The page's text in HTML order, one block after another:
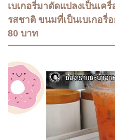
เบเกอรี่มาดัดแปลงเป็นเค
รสชาติ ขนมที่เป็นเบเกอรี่
80 บาท